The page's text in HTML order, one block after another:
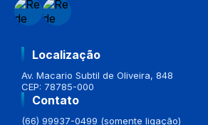
Localização
Av. Macario Subtil de Oliveira, 848
CEP: 78785-000
Contato
(66) 99937-0499 (somente ligação)